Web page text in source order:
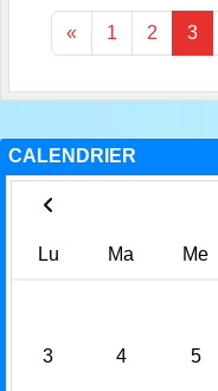
« 1 2 3
CALENDRIER
Lu Ma Me
3 4 5